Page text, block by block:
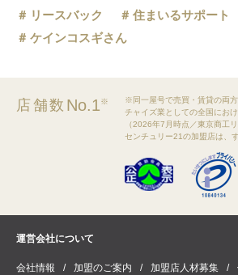
リースバック
住まいるサポート
ケインコスギさん
店舗数 No.1※
※同一屋号で売買・賃貸の両
チャイズ業としての全国にお
（2026年7月時点／東京商工リ
センチュリー21の加盟店は、
運営会社について
会社情報 加盟のご案内 加盟店人材募集